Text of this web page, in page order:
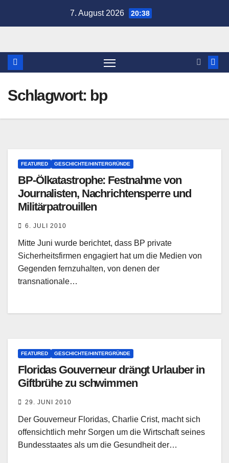
7. August 2026 20:38
Schlagwort: bp
FEATURED GESCHICHTE/HINTERGRÜNDE
BP-Ölkatastrophe: Festnahme von
Journalisten, Nachrichtensperre und
Militärpatrouillen
6. JULI 2010
Mitte Juni wurde berichtet, dass BP private
Sicherheitsfirmen engagiert hat um die Medien von
Gegenden fernzuhalten, von denen der
transnationale…
FEATURED GESCHICHTE/HINTERGRÜNDE
Floridas Gouverneur drängt Urlauber in
Giftbrühe zu schwimmen
29. JUNI 2010
Der Gouverneur Floridas, Charlie Crist, macht sich
offensichtlich mehr Sorgen um die Wirtschaft seines
Bundesstaates als um die Gesundheit der…